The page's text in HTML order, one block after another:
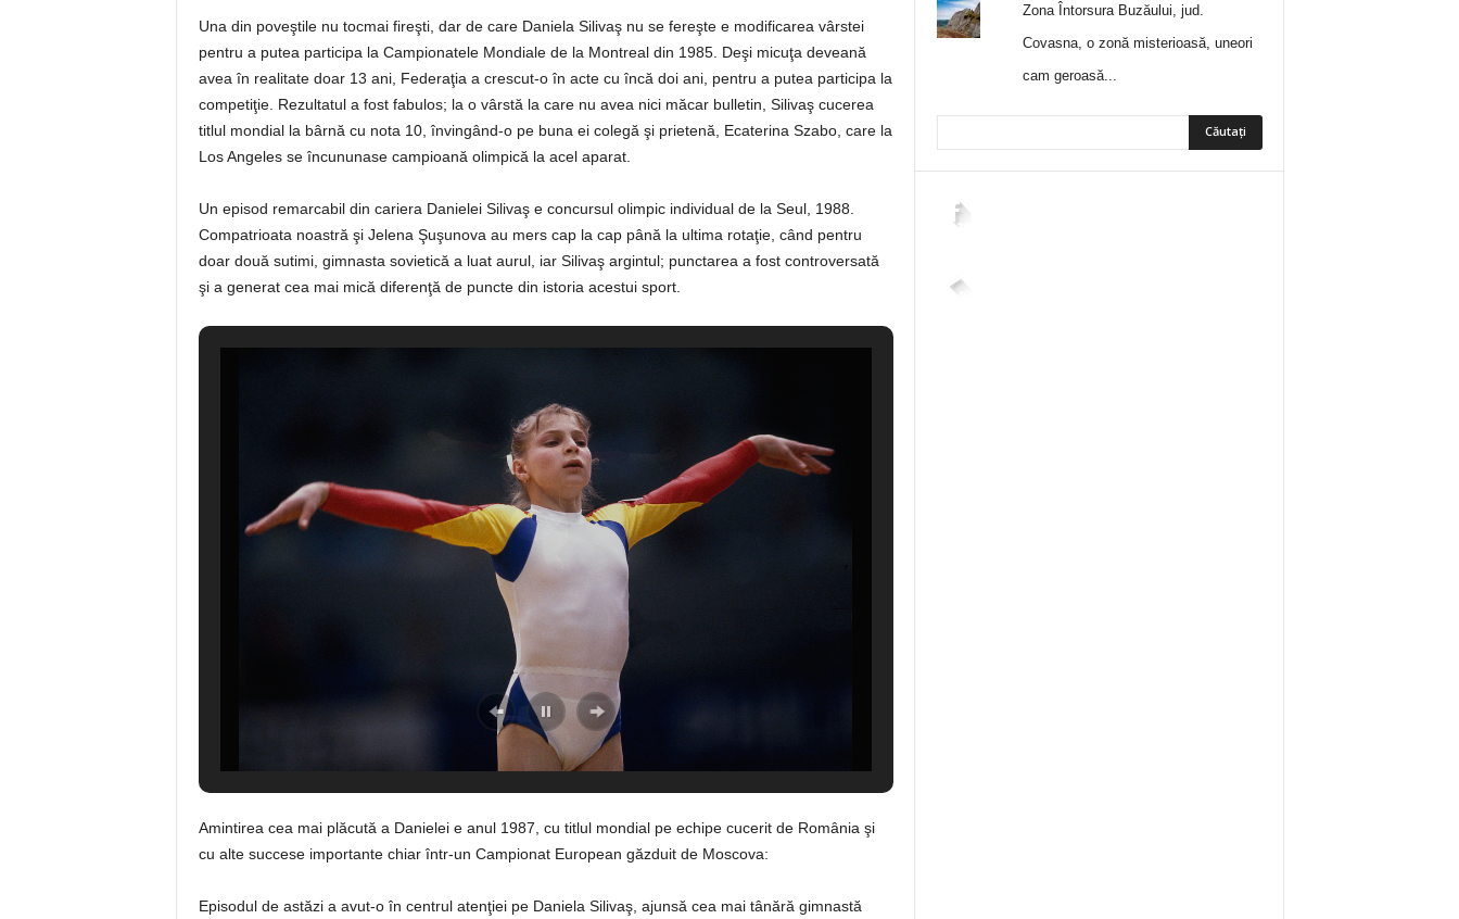
Una din poveştile nu tocmai fireşti, dar de care Daniela Silivaş nu se fereşte e modificarea vârstei
pentru a putea participa la Campionatele Mondiale de la Montreal din 1985. Deşi micuţa deveană
avea în realitate doar 13 ani, Federaţia a crescut-o în acte cu încă doi ani, pentru a putea participa la
competiţie. Rezultatul a fost fabulos; la o vârstă la care nu avea nici măcar bulletin, Silivaş cucerea
titlul mondial la bârnă cu nota 10, învingând-o pe buna ei colegă şi prietenă, Ecaterina Szabo, care la
Los Angeles se încununase campioană olimpică la acel aparat.
Un episod remarcabil din cariera Danielei Silivaş e concursul olimpic individual de la Seul, 1988.
Compatrioata noastră şi Jelena Şuşunova au mers cap la cap până la ultima rotaţie, când pentru
doar două sutimi, gimnasta sovietică a luat aurul, iar Silivaş argintul; punctarea a fost controversată
şi a generat cea mai mică diferenţă de puncte din istoria acestui sport.
Amintirea cea mai plăcută a Danielei e anul 1987, cu titlul mondial pe echipe cucerit de România şi
cu alte succese importante chiar într-un Campionat European găzduit de Moscova:
Episodul de astăzi a avut-o în centrul atenţiei pe Daniela Silivaş, ajunsă cea mai tânără gimnastă
Zona Întorsura Buzăului, jud.
Covasna, o zonă misterioasă, uneori
cam geroasă...
2,265
4,400